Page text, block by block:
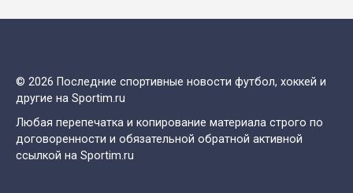
© 2026 Последние спортивные новости футбол, хоккей и
другие на Sportim.ru
Любая перепечатка и копирование материала строго по
договоренности и обязательной обратной активной
ссылкой на Sportim.ru